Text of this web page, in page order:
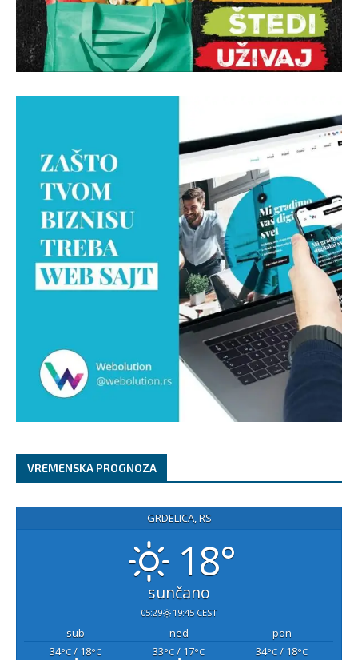
VREMENSKA PROGNOZA
GRDELICA, RS
18°
sunčano
05:29 19:45 CEST
sub ned
pon
34°C / 18°C 33°C / 17°C 34°C / 18°C